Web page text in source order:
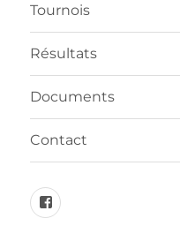
Tournois
Résultats
Documents
Contact
FB